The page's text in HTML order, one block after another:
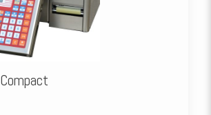
Compact